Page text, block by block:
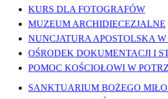
KURS DLA FOTOGRAFÓW
MUZEUM ARCHIDIECEZJALNE
NUNCJATURA APOSTOLSKA W
OŚRODEK DOKUMENTACJI I
POMOC KOŚCIOŁOWI W
SANKTUARIUM BOŻEGO